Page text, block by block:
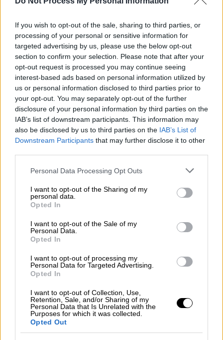
If you wish to opt-out of the sale, sharing to third parties, or
processing of your personal or sensitive information for
targeted advertising by us, please use the below opt-out
section to confirm your selection. Please note that after your
opt-out request is processed you may continue seeing
interest-based ads based on personal information utilized by
us or personal information disclosed to third parties prior to
your opt-out. You may separately opt-out of the further
disclosure of your personal information by third parties on the
IAB’s list of downstream participants. This information may
also be disclosed by us to third parties on the IAB’s List of
Downstream Participants that may further disclose it to other
Please note that this website/app uses one or more Google
not limited to your visit or usage behaviour. You may click to
grant or deny consent to Google and its third-party tags to
use your data for below specified purposes in below Google
consent section.
Personal Data Processing Opt Outs
I want to opt-out of the Sharing of my
personal data.
Opted In
I want to opt-out of the Sale of my
Personal Data.
Opted In
I want to opt-out of processing my
Personal Data for Targeted Advertising.
Opted In
I want to opt-out of Collection, Use,
Retention, Sale, and/or Sharing of my
Personal Data that Is Unrelated with the
Purposes for which it was collected.
Opted Out
ΔΙΑΒΑΣΤΕ ΕΠΙΣΗΣ
Πολιτική|11.05.2026 15:03
Πόθεν έσχες: Τι δήλωσαν οι πολιτικοί
αρχηγοί - Ο «πλουσιότερος» και ο
«φτωχότερος»
Πολιτική|11.05.2026 15:21
«Είναι προϊόν AI»: Τι απαντά ο
Γεωργιάδης για τη φωτογραφία με
Βγήκε από τη ΜΕΘ ο Γιώργος
Μυλωνάκης
Σύμφωνα με τη διοίκηση του Νοσοκομείου
«Ευαγγελισμού», ηκλινική κατάσταση του κ.
Μυλωνάκηπαρουσίασε σήμερα Δευτέρα
Όπως επίσης σημειώνει η διοίκηση,
κρίνεται
σκόπιμη η μεταφορά τουσε εξειδικευμένο
κέντρο αποκατάστασης.